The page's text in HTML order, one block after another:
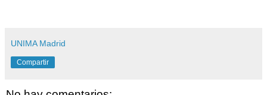
UNIMA Madrid
Compartir